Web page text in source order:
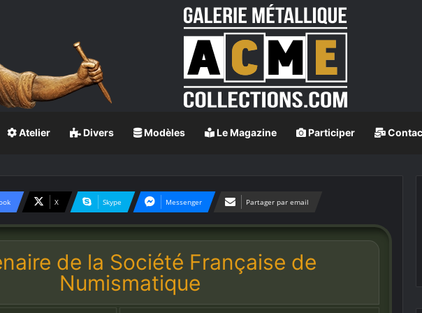
Atelier Divers Modèles Le Magazine Participer
X Skype Messenger Partager par email
de la Société Française de
Numismatique